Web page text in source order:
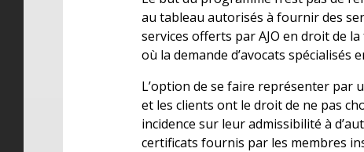
au tableau autorisés à fournir des
services offerts par AJO en droit de
où la demande d’avocats spécialisés
L’option de se faire représenter par
et les clients ont le droit de ne pas
incidence sur leur admissibilité à
certificats fournis par les membres